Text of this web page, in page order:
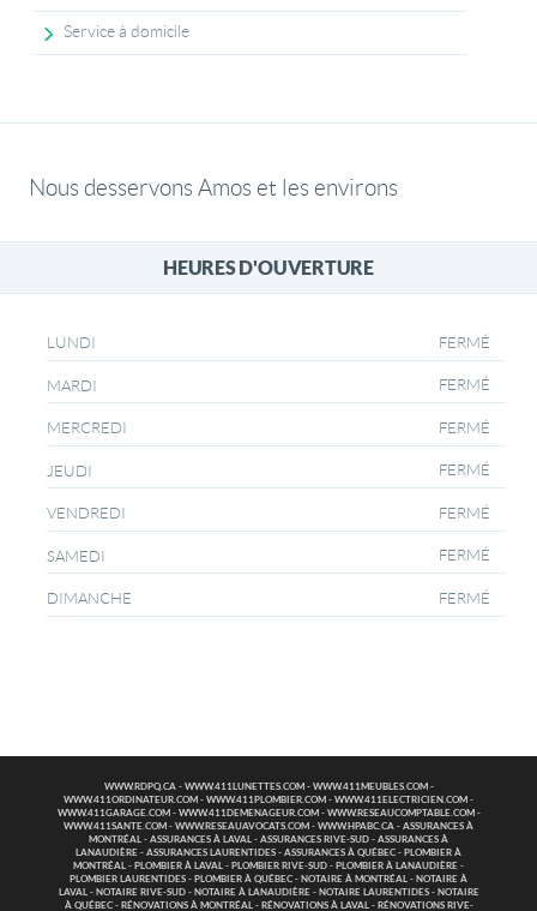
Service à domicile
Nous desservons Amos et les environs
HEURES D'OUVERTURE
LUNDI FERMÉ
MARDI FERMÉ
MERCREDI FERMÉ
JEUDI FERMÉ
VENDREDI FERMÉ
SAMEDI FERMÉ
DIMANCHE FERMÉ
WWW.RDPQ.CA - WWW.411LUNETTES.COM - WWW.411MEUBLES.COM -
WWW.411ORDINATEUR.COM - WWW.411PLOMBIER.COM - WWW.411ELECTRICIEN.COM -
WWW.411GARAGE.COM - WWW.411DEMENAGEUR.COM - WWW.RESEAUCOMPTABLE.COM -
WWW.411SANTE.COM - WWW.RESEAUAVOCATS.COM - WWW.HPABC.CA - ASSURANCES À
MONTRÉAL
- ASSURANCES À LAVAL - ASSURANCES RIVE-SUD - ASSURANCES À
LANAUDIÈRE - ASSURANCES LAURENTIDES - ASSURANCES À QUÉBEC - PLOMBIER À
MONTRÉAL
- PLOMBIER À LAVAL - PLOMBIER RIVE-SUD - PLOMBIER À LANAUDIÈRE -
PLOMBIER LAURENTIDES - PLOMBIER À QUÉBEC - NOTAIRE À MONTRÉAL - NOTAIRE À
LAVAL
- NOTAIRE RIVE-SUD- NOTAIRE À LANAUDIÈRE- NOTAIRE LAURENTIDES- NOTAIRE
À QUÉBEC- RÉNOVATIONS À MONTRÉAL - RÉNOVATIONS À LAVAL - RÉNOVATIONS RIVE-